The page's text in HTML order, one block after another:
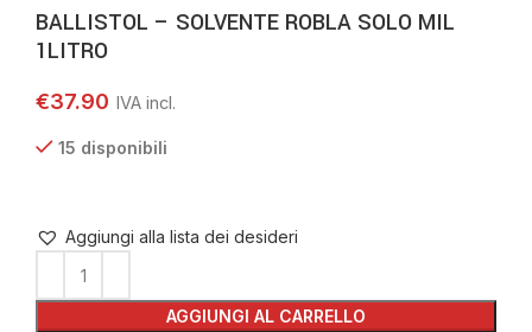
BALLISTOL – SOLVENTE ROBLA SOLO MIL
1LITRO
€37.90
15 disponibili
AGGIUNGI AL CARRELLO
Aggiungi alla lista dei desideri